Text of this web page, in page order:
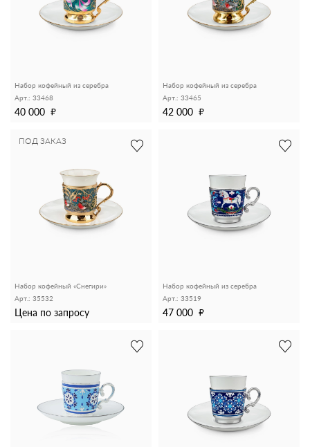
Набор кофейный из серебра
Арт.: 33468
40 000
Набор кофейный из серебра
Арт.: 33465
42 000
ПОД ЗАКАЗ
Набор кофейный «Снегири»
Арт.: 35532
Цена по запросу
Набор кофейный из серебра
Арт.: 33519
47 000